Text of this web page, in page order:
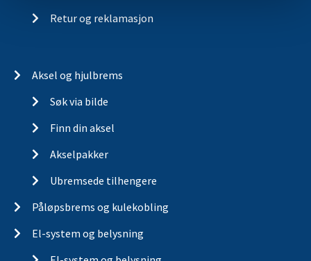
Retur og reklamasjon
Aksel og hjulbrems
Søk via bilde
Finn din aksel
Akselpakker
Ubremsede tilhengere
Påløpsbrems og kulekobling
El-system og belysning